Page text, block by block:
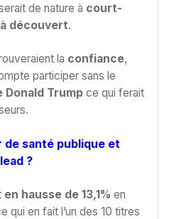
de nature à court-
découvert.
la confiance,
participer sans le
Trump ce qui ferait
de santé publique et
?
en hausse de 13,1% en
qui en fait l’un des 10 titres